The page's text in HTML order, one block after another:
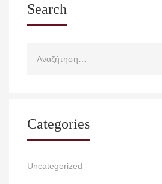
Search
Categories
Uncategorized